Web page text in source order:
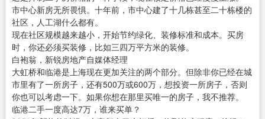
市中心新房无所畏惧。十年前，市中心建了十几栋甚至二十栋楼的
社区，人工湖什么都有。
现在社区规模越来越小，开始节约绿化、装修标准和成本。买房
时，你还必须买装修，比如三四万平方米的装修。
白袍翁，新锐房地产自媒体经理
大虹桥和临港是上海现在更加关注的两个部分。但除非你已经在城
市里有了一所房子，还有500万或600万，想投资一所房子，否则
你也可以考虑一下。如果你想在那里买唯一的房子，我不推荐。
临港二手一度高达7万，谁来买单？